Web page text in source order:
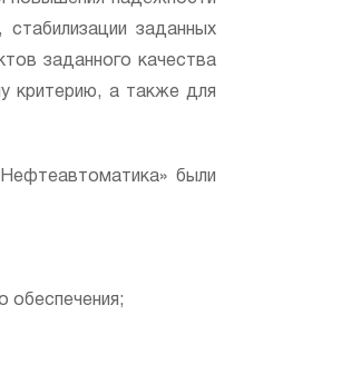
стабилизации заданных
заданного качества
критерию, а также для
были
обеспечения;